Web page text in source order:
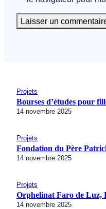
Projets
Bourses d’études pour
14 novembre 2025
Projets
Fondation du Père
14 novembre 2025
Projets
Orphelinat Faro de Luz,
14 novembre 2025